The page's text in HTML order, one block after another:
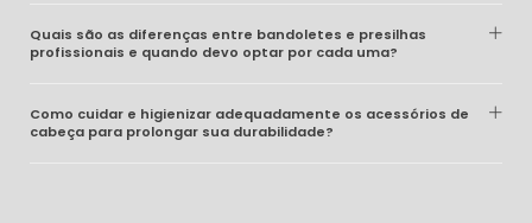
Quais são as diferenças entre bandoletes e presilhas
profissionais e quando devo optar por cada uma?
Como cuidar e higienizar adequadamente os acessórios de
cabeça para prolongar sua durabilidade?